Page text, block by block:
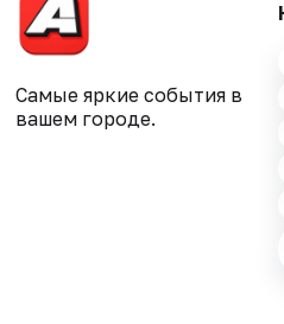
Самые яркие события в
вашем городе.